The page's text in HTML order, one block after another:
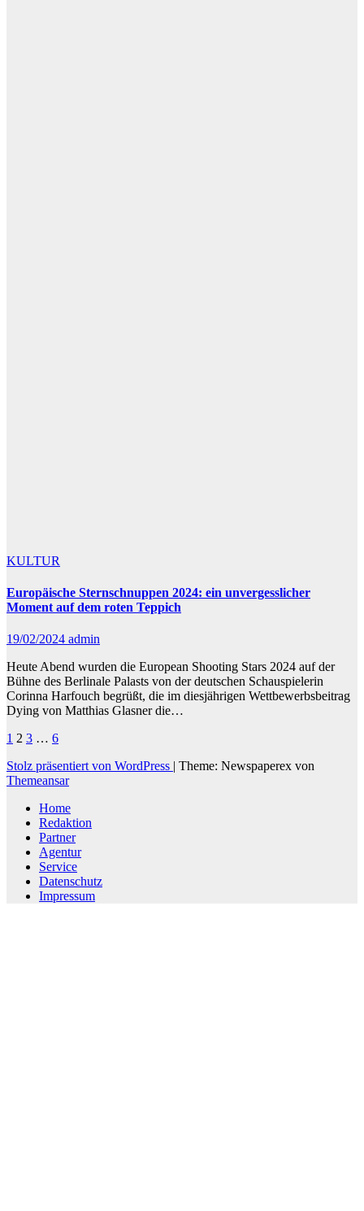
KULTUR
Europäische Sternschnuppen 2024: ein unvergesslicher
Moment auf dem roten Teppich
19/02/2024 admin
Heute Abend wurden die European Shooting Stars 2024 auf der
Bühne des Berlinale Palasts von der deutschen Schauspielerin
Corinna Harfouch begrüßt, die im diesjährigen Wettbewerbsbeitrag
Dying von Matthias Glasner die…
Seitennummerierung
der
Beiträge
1 2 3 … 6
Stolz präsentiert von WordPress | Theme: Newspaperex von
Themeansar
Home
Redaktion
Partner
Agentur
Service
Datenschutz
Impressum